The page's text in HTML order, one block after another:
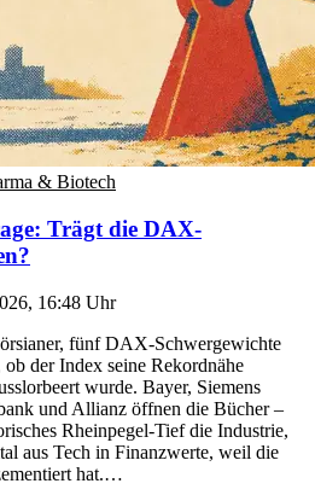
& Biotech
Trägt die DAX-
16:48 Uhr
fünf DAX-Schwergewichte
der Index seine Rekordnähe
wurde. Bayer, Siemens
und Allianz öffnen die Bücher –
Rheinpegel-Tief die Industrie,
aus Tech in Finanzwerte, weil die
hat.…